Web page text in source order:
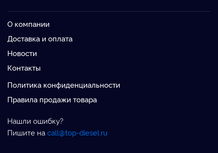
О компании
Доставка и оплата
Новости
Контакты
Политика конфиденциальности
Правила продажи товара
Нашли ошибку?
Пишите наcall@top-diesel.ru